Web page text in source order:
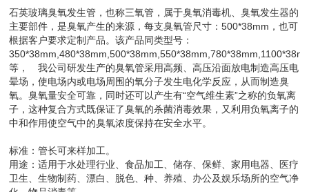
石英玻璃臭氧发生管，也称三氧管，属于臭氧消毒机、臭氧发生器的
主要部件，是臭氧产生的来源，每支臭氧管尺寸：500*38mm，也可
根据客户要求定制产品。该产品同类型号：
等， 我公司研发生产的臭氧管采用高频、高压沿面放电制造高压电
晕场，使电场内或电场周围的氧分子发生电化学反应，从而制造臭
氧。臭氧量安全可靠，同时还可以产生有“空气维生素”之称的负氧离
子，这种复合方式既保证了臭氧的杀菌消毒效果，又利用负氧离子的
中和作用使空气中的臭氧浓度保持在安全水平。
标准：管长可来样加工。
用途：适用于水处理行业、食品加工、储存、保鲜、家用电器、医疗
卫生、生物制药、漂白、脱色、种、养殖、办公及娱乐场所的空气净